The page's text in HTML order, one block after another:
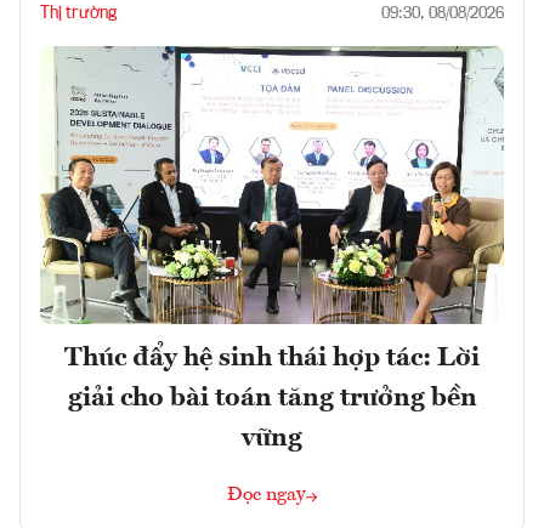
Thị trường 09:30, 08/08/2026
Thúc đẩy hệ sinh thái hợp tác: Lời
giải cho bài toán tăng trưởng bền
vững
Đọc ngay